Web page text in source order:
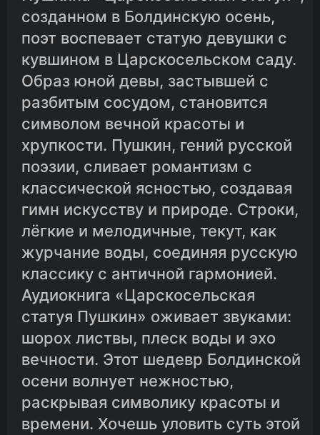
созданном в Болдинскую осень,
поэт воспевает статую девушки с
кувшином в Царскосельском саду.
Образ юной девы, застывшей с
разбитым сосудом, становится
символом вечной красоты и
хрупкости. Пушкин, гений русской
поэзии, сливает романтизм с
классической ясностью, создавая
гимн искусству и природе. Строки,
лёгкие и мелодичные, текут, как
журчание воды, соединяя русскую
классику с античной гармонией.
Аудиокнига «Царскосельская
статуя Пушкин» оживает звуками:
шорох листвы, плеск воды и эхо
вечности. Этот шедевр Болдинской
осени волнует нежностью,
раскрывая символику красоты и
времени. Хочешь уловить суть этой